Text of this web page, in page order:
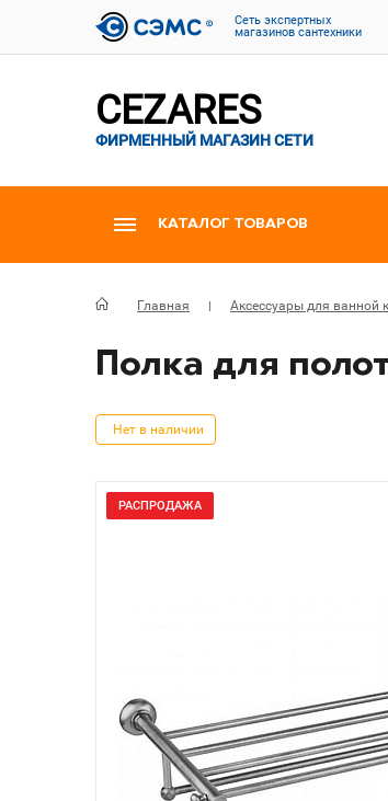
Cеть экспертных
магазинов сантехники
CEZARES
ФИРМЕННЫЙ МАГАЗИН СЕТИ
КАТАЛОГ ТОВАРОВ
Главная Аксессуары для ванной
Полка для
Нет в наличии
РАСПРОДАЖА